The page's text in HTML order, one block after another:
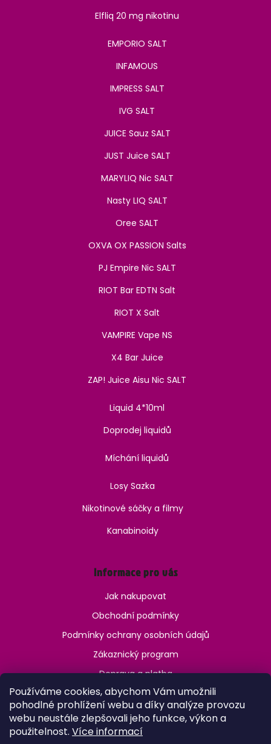
Používáme cookies, abychom Vám umožnili
pohodlné prohlížení webu a díky analýze provozu
webu neustále zlepšovali jeho funkce, výkon a
použitelnost. Více informací
Elfliq 20 mg nikotinu
EMPORIO SALT
INFAMOUS
IMPRESS SALT
IVG SALT
JUICE Sauz SALT
JUST Juice SALT
MARYLIQ Nic SALT
Nasty LIQ SALT
Oree SALT
OXVA OX PASSION Salts
PJ Empire Nic SALT
RIOT Bar EDTN Salt
RIOT X Salt
VAMPIRE Vape NS
X4 Bar Juice
ZAP! Juice Aisu Nic SALT
Liquid 4*10ml
Doprodej liquidů
Míchání liquidů
Losy Sazka
Nikotinové sáčky a filmy
Kanabinoidy
Informace pro vás
Jak nakupovat
Obchodní podmínky
Podmínky ochrany osobních údajů
Zákaznický program
Doprava a platba
Jak ověřit věk?